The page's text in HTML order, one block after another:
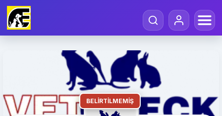
BELIRTILMEMIŞ